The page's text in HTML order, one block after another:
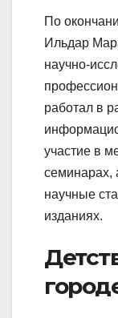
По
Ильдар
научно-
работал в
участие в
семинарах,
научные
изданиях.